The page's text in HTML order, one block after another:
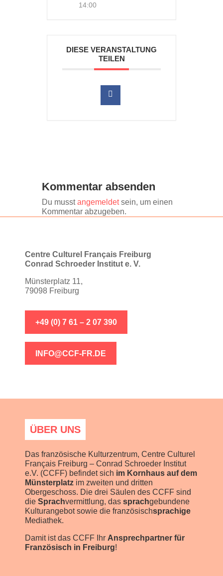
14:00
DIESE VERANSTALTUNG
TEILEN
Kommentar absenden
Du musstangemeldetsein, um einen
Kommentar abzugeben.
Centre Culturel Français Freiburg
Conrad Schroeder Institut e. V.
Münsterplatz 11,
79098 Freiburg
+49 (0) 7 61 – 2 07 390
INFO@CCF-FR.DE
ÜBER UNS
Das französische Kulturzentrum, Centre Culturel
Français Freiburg – Conrad Schroeder Institut
e.V. (CCFF) befindet sich im Kornhaus auf dem
Münsterplatz im zweiten und dritten
Obergeschoss. Die drei Säulen des CCFF sind
die Sprachvermittlung, das sprachgebundene
Kulturangebot sowie die französischsprachige
Mediathek.
Damit ist das CCFF Ihr Ansprechpartner für
Französisch in Freiburg!